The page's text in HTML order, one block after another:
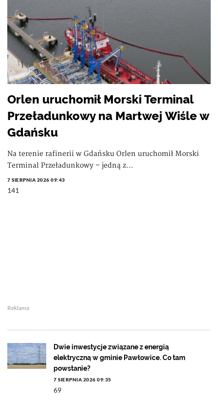
Orlen uruchomił Morski Terminal
Przeładunkowy na Martwej Wiśle w
Gdańsku
Na terenie rafinerii w Gdańsku Orlen uruchomił Morski
Terminal Przeładunkowy – jedną z...
7 SIERPNIA 2026 09:43
141
Reklama
Dwie inwestycje związane z energią
elektryczną w gminie Pawłowice. Co tam
powstanie?
7 SIERPNIA 2026 09:35
69